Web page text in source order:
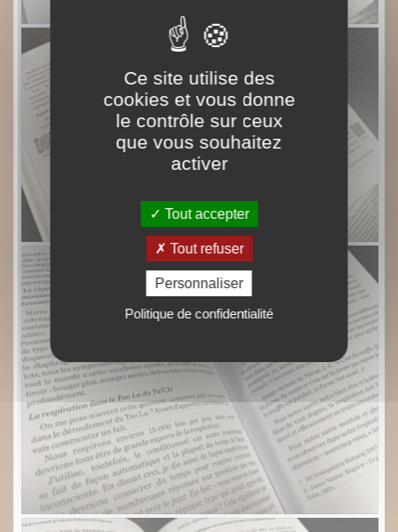
Ce site utilise des
cookies et vous donne
le contrôle sur ceux
que vous souhaitez
activer
Tout accepter
Tout refuser
Personnaliser
Politique de confidentialité